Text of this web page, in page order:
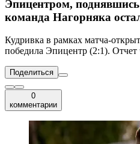
Эпицентром,
команда Нагорняка
Кудривка в рамках матча-
победила Эпицентр (2:1).
Поделиться
0
комментарии